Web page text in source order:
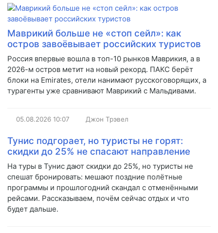
Маврикий больше не «стоп сейл»: как
остров завоёвывает российских туристов
Россия впервые вошла в топ-10 рынков Маврикия, а в
2026-м остров метит на новый рекорд. ПАКС берёт
блоки на Emirates, отели нанимают русскоговорящих, а
турагенты уже сравнивают Маврикий с Мальдивами.
05.08.2026 10:07 Джон Трэвел
Тунис подгорает, но туристы не горят:
скидки до 25% не спасают направление
На туры в Тунис дают скидки до 25%, но туристы не
спешат бронировать: мешают поздние полётные
программы и прошлогодний скандал с отменёнными
рейсами. Рассказываем, почём сейчас отдых и что
будет дальше.